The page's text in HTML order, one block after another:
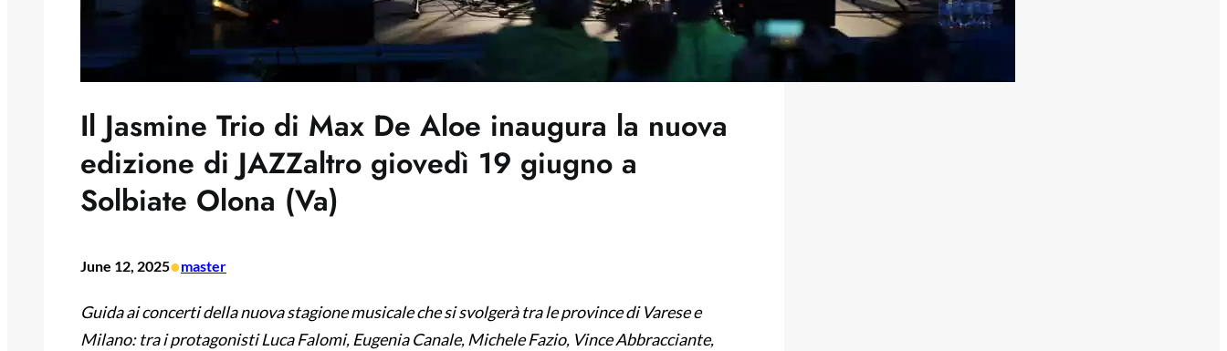
Il Jasmine Trio di Max De Aloe inaugura la nuova
edizione di JAZZaltro giovedì 19 giugno a
Solbiate Olona (Va)
June 12, 2025•master
Guida ai concerti della nuova stagione musicale che si svolgerà tra le province di Varesee
Milano: tra i protagonisti Luca Falomi, Eugenia Canale, Michele Fazio, Vince Abbracciante,